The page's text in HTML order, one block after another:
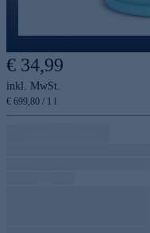
€ 34,99
inkl. MwSt.
€ 699,80 / 1 l